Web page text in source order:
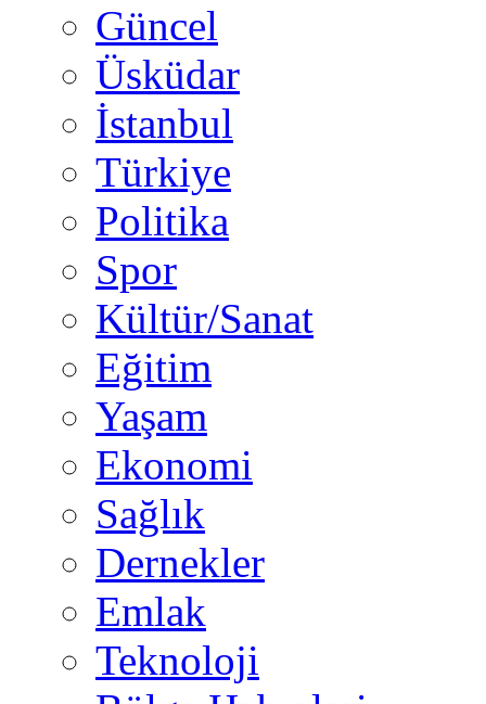
Güncel
Üsküdar
İstanbul
Türkiye
Politika
Spor
Kültür/Sanat
Eğitim
Yaşam
Ekonomi
Sağlık
Dernekler
Emlak
Teknoloji